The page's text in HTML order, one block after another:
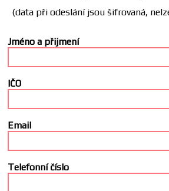
(data při odeslání jsou šifrovaná,
Jméno a přijmení
IČO
Email
Telefonní číslo